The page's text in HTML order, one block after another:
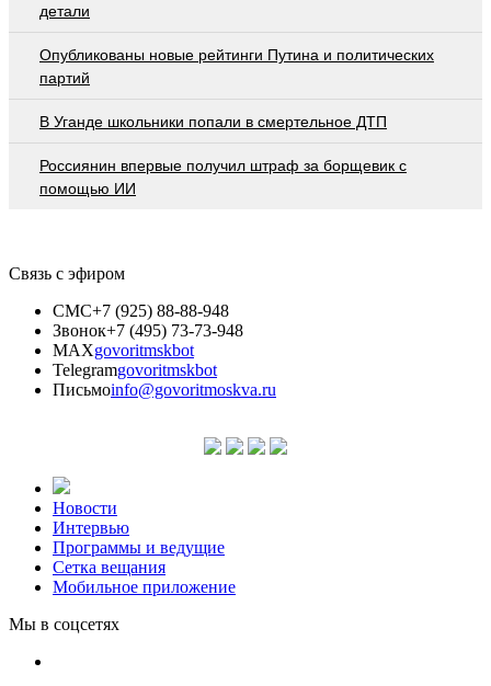
детали
Опубликованы новые рейтинги Путина и политических
партий
В Уганде школьники попали в смертельное ДТП
Россиянин впервые получил штраф за борщевик с
помощью ИИ
Связь с эфиром
СМС+7 (925) 88-88-948
Звонок+7 (495) 73-73-948
MAXgovoritmskbot
Telegramgovoritmskbot
Письмоinfo@govoritmoskva.ru
Новости
Интервью
Программы и ведущие
Сетка вещания
Мобильное приложение
Мы в соцсетях